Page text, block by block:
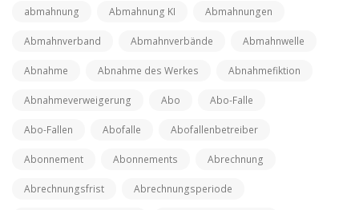
abmahnung Abmahnung KI Abmahnungen
Abmahnverband Abmahnverbände Abmahnwelle
Abnahme Abnahme des Werkes Abnahmefiktion
Abnahmeverweigerung Abo Abo-Falle
Abo-Fallen Abofalle Abofallenbetreiber
Abonnement Abonnements Abrechnung
Abrechnungsfrist Abrechnungsperiode